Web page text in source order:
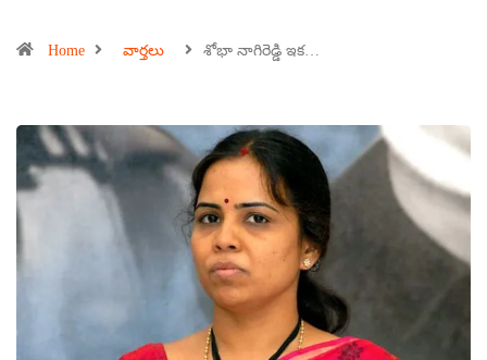
Home వార్తలు శోభా నాగిరెడ్డి ఇక…